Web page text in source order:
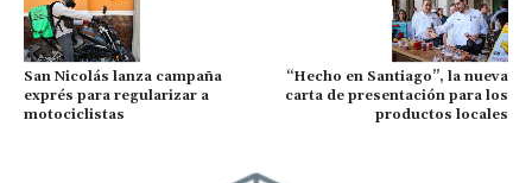
San Nicolás lanza campaña
exprés para regularizar a
motociclistas
“Hecho en Santiago”, la nueva
carta de presentación para los
productos locales